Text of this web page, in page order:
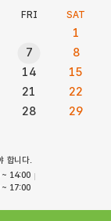
FRI SAT
1
7
8
14
15
21
22
28
29
합니다.
~ 14:00
~ 17:00